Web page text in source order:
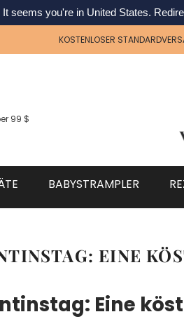
It seems you're in United States.
KOSTENLOSER
99 $
BABYSTRAMPLER
EINE
Eine